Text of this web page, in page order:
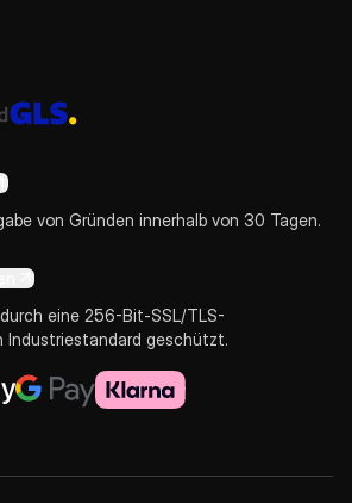
von Gründen innerhalb von 30 Tagen.
eine 256-Bit-SSL/TLS-
Industriestandard geschützt.